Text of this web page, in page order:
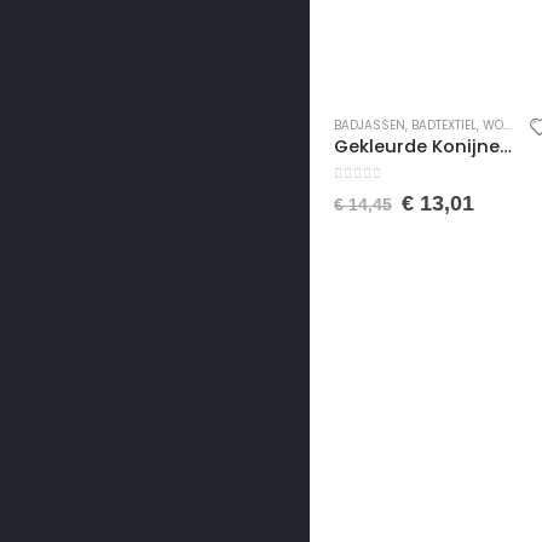
BADJASSEN, BADTEXTIEL, WONEN
Gekleurde Konijnen Badjas voor Jongens en Meisjes – Kinderbadjas – Gekleurde Badjas – Katoenen Badjas – Donker Blauw en Wit – 7/8 Jaar
van de 5
€14,45 € 13,01